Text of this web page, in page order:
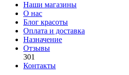
Наши магазины
О нас
Блог красоты
Оплата и доставка
Назначение
Отзывы
301
Контакты